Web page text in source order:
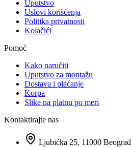
Uputstvo
Uslovi korišćenja
Politika privatnosti
Kolačići
Pomoć
Kako naručiti
Uputstvo za montažu
Dostava i plaćanje
Korpa
Slike na platnu po meri
Kontaktirajte nas
Ljubićka 25, 11000 Beograd